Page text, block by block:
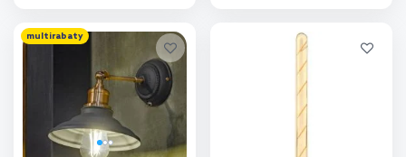
Dodaj do
porównania
Dodaj do
porównania
multirabaty